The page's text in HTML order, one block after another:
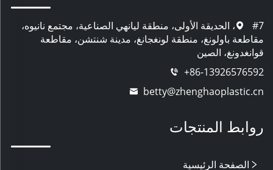
#7، الحديقة الأولى، منطقة ليانهي الصناعية، مجتمع نانيوه،
مقاطعة باولونغ، منطقة لونغجانغ، مدينة شنتشن، مقاطعة
قوانغدونغ، الصين
+86-13926576592
betty@zhenghaoplastic.cn
روابط المنتجات
الصفحة الرئيسية